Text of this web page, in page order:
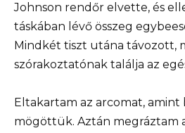
Johnson rendőr elvette, és
táskában lévő összeg
Mindkét tiszt utána távozott,
szórakoztatónak találja az
Eltakartam az arcomat,
mögöttük. Aztán megráztam